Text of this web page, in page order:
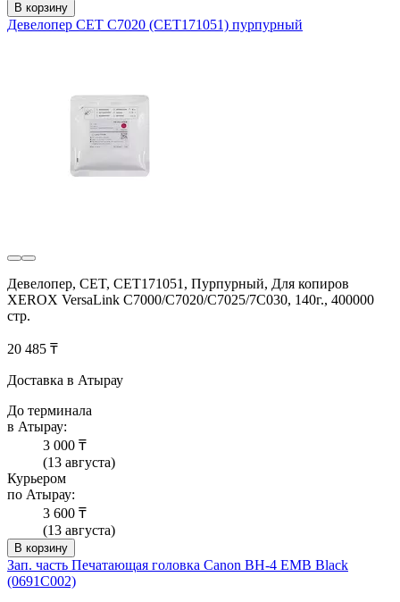
В корзину
Девелопер CET C7020 (CET171051) пурпурный
Девелопер, CET, CET171051, Пурпурный, Для копиров
XEROX VersaLink C7000/C7020/C7025/7C030, 140г., 400000
стр.
20 485 ₸
Доставка в Атырау
До терминала
в Атырау:
3 000 ₸
(13 августа)
Курьером
по Атырау:
3 600 ₸
(13 августа)
В корзину
Зап. часть Печатающая головка Canon BH-4 EMB Black
(0691C002)